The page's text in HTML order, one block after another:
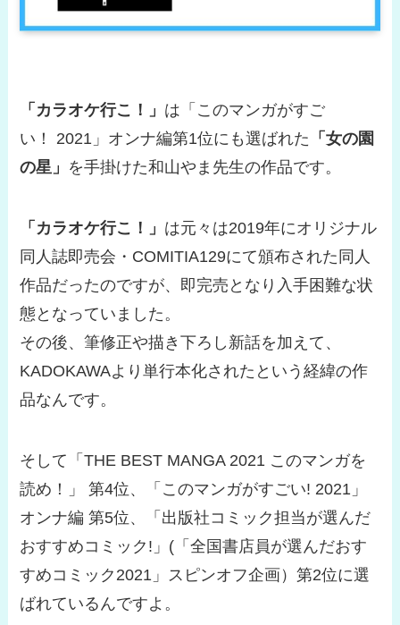
「カラオケ行こ！」 は「このマンガがすご
い！ 2021」オンナ編第1位にも選ばれた 「女の園
の星」 を手掛けた和山やま先生の作品です。
「カラオケ行こ！」 は元々は2019年にオリジナル
同人誌即売会・COMITIA129にて頒布された同人
作品だったのですが、即完売となり入手困難な状
態となっていました。
その後、筆修正や描き下ろし新話を加えて、
KADOKAWAより単行本化されたという経緯の作
品なんです。
そして「THE BEST MANGA 2021 このマンガを
読め！」 第4位、「このマンガがすごい! 2021」
オンナ編 第5位、「出版社コミック担当が選んだ
おすすめコミック!」(「全国書店員が選んだおす
すめコミック2021」スピンオフ企画）第2位に選
ばれているんですよ。